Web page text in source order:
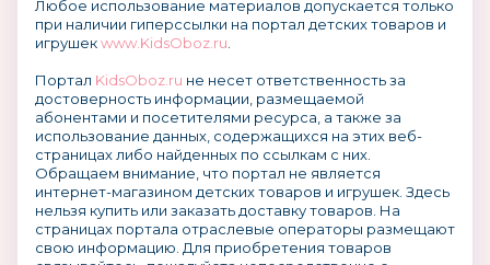
Любое использование материалов допускается только
при наличии гиперссылки на портал детских товаров и
игрушекwww.KidsOboz.ru
Портал KidsOboz.ru не несет ответственность за
достоверность информации, размещаемой
абонентами и посетителями ресурса, а также за
использование данных, содержащихся на этих веб-
страницах либо найденных по ссылкам с них.
Обращаем внимание, что портал не является
интернет-магазином детских товаров и игрушек. Здесь
нельзя купить или заказать доставку товаров. На
страницах портала отраслевые операторы размещают
свою информацию. Для приобретения товаров